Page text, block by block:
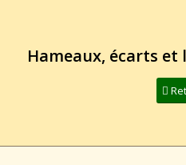
Hameaux, écarts